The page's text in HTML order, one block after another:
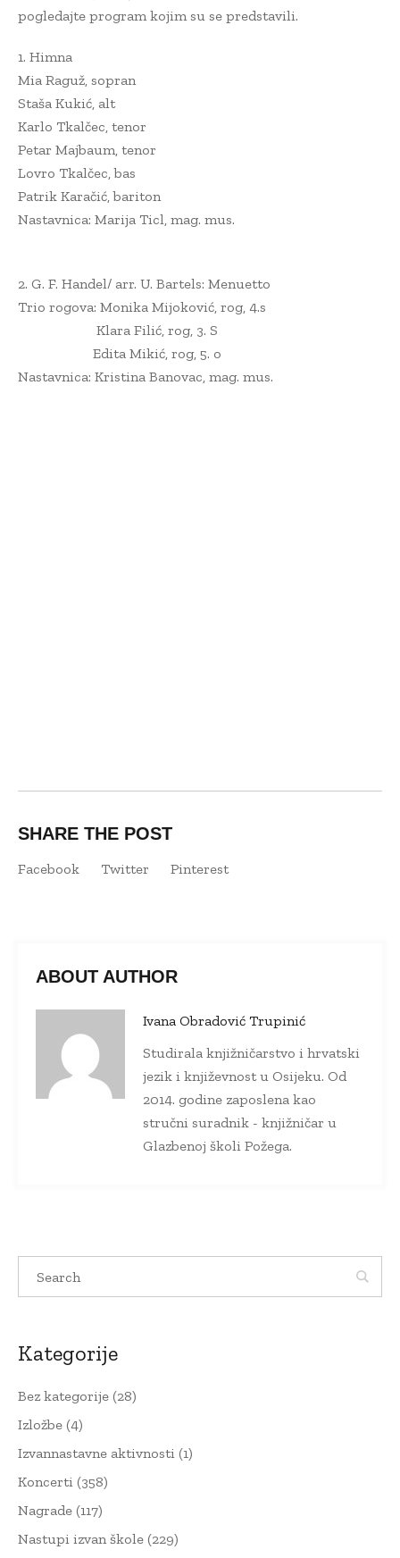
pogledajte program kojim su se predstavili.
1. Himna
Mia Raguž, sopran
Staša Kukić, alt
Karlo Tkalčec, tenor
Petar Majbaum, tenor
Lovro Tkalčec, bas
Patrik Karačić, bariton
Nastavnica: Marija Ticl, mag. mus.
2. G. F. Handel/ arr. U. Bartels: Menuetto
Trio rogova: Monika Mijoković, rog, 4.s
Klara Filić, rog, 3. S
Edita Mikić, rog, 5. o
Nastavnica: Kristina Banovac, mag. mus.
SHARE THE POST
Facebook Twitter Pinterest
ABOUT AUTHOR
Ivana Obradović Trupinić
Studirala knjižničarstvo i hrvatski
jezik i književnost u Osijeku. Od
2014. godine zaposlena kao
stručni suradnik - knjižničar u
Glazbenoj školi Požega.
Kategorije
Bez kategorije (28)
Izložbe (4)
Izvannastavne aktivnosti (1)
Koncerti (358)
Nagrade (117)
Nastupi izvan škole (229)